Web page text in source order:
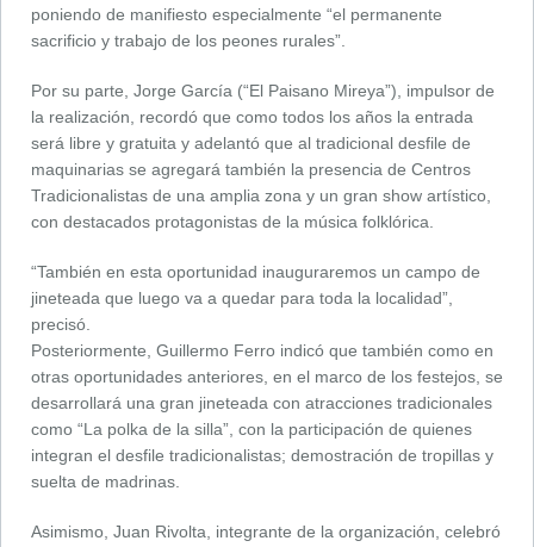
poniendo de manifiesto especialmente “el permanente
sacrificio y trabajo de los peones rurales”.
Por su parte, Jorge García (“El Paisano Mireya”), impulsor de
la realización, recordó que como todos los años la entrada
será libre y gratuita y adelantó que al tradicional desfile de
maquinarias se agregará también la presencia de Centros
Tradicionalistas de una amplia zona y un gran show artístico,
con destacados protagonistas de la música folklórica.
“También en esta oportunidad inauguraremos un campo de
jineteada que luego va a quedar para toda la localidad”,
precisó.
Posteriormente, Guillermo Ferro indicó que también como en
otras oportunidades anteriores, en el marco de los festejos, se
desarrollará una gran jineteada con atracciones tradicionales
como “La polka de la silla”, con la participación de quienes
integran el desfile tradicionalistas; demostración de tropillas y
suelta de madrinas.
Asimismo, Juan Rivolta, integrante de la organización, celebró